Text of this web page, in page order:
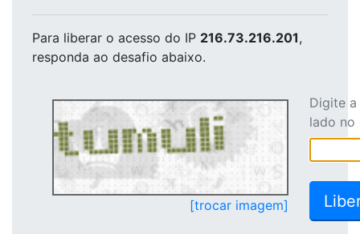
Para liberar o acesso do IP 216.73.216.201,
responda ao desafio abaixo.
[trocar imagem]
Digite
lado no